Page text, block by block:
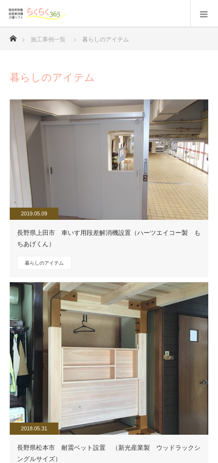
ホーム
施工事例一覧 暮らしのアイテム
暮らしのアイテム
2019.05.09
長野県上田市 車いす用段差解消機設置（ハーツエイコー製 も
ちあげくん）
暮らしのアイテム
2018.05.31
長野県松本市 耐震ベット設置 （新光産業製 ウッドラックシ
ングルサイズ）